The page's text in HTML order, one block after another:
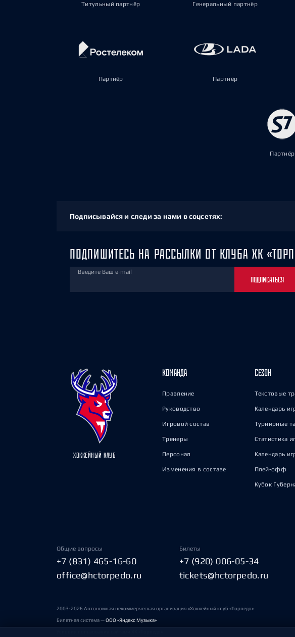
Титульный партнёр Генеральный партнёр
Партнёр Партнёр
Партнёр
Подписывайся и следи за нами в соцсетях:
ПОДПИШИТЕСЬ НА РАССЫЛКИ ОТ КЛУБА ХК
Введите Ваш e-mail
ПОДПИСАТЬСЯ
ХОККЕЙНЫЙ КЛУБ
КОМАНДА
Правление
Руководство
Игровой состав
Тренеры
Персонал
Изменения в составе
СЕЗОН
Текстовые
Календарь
Турнирные
Статистика
Календарь
Плей-офф
Кубок
Общие вопросы
+7 (831) 465-16-60
office@hctorpedo.ru
Билеты
+7 (920) 006-05-34
tickets@hctorpedo.ru
2003-2026 Автономная некоммерческая организация «Хоккейный клуб «Торпедо»
Билетная система —ООО «Яндекс Музыка»